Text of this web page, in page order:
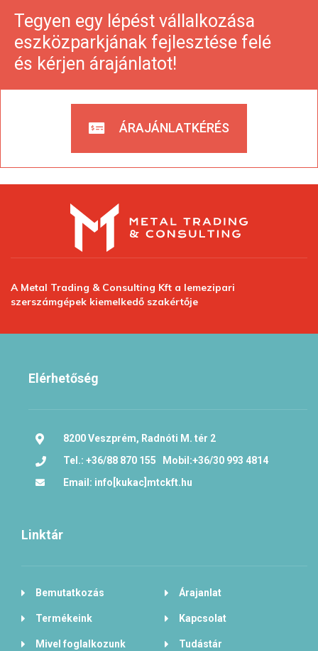
Tegyen egy lépést vállalkozása
eszközparkjának fejlesztése felé
és kérjen árajánlatot!
ÁRAJÁNLATKÉRÉS
A Metal Trading & Consulting Kft a lemezipari
szerszámgépek kiemelkedő szakértője
Elérhetőség
8200 Veszprém, Radnóti M. tér 2
Tel.: +36/88 870 155 Mobil:+36/30 993 4814
Email: info[kukac]mtckft.hu
Linktár
Bemutatkozás Árajanlat
Termékeink Kapcsolat
Mivel foglalkozunk Tudástár